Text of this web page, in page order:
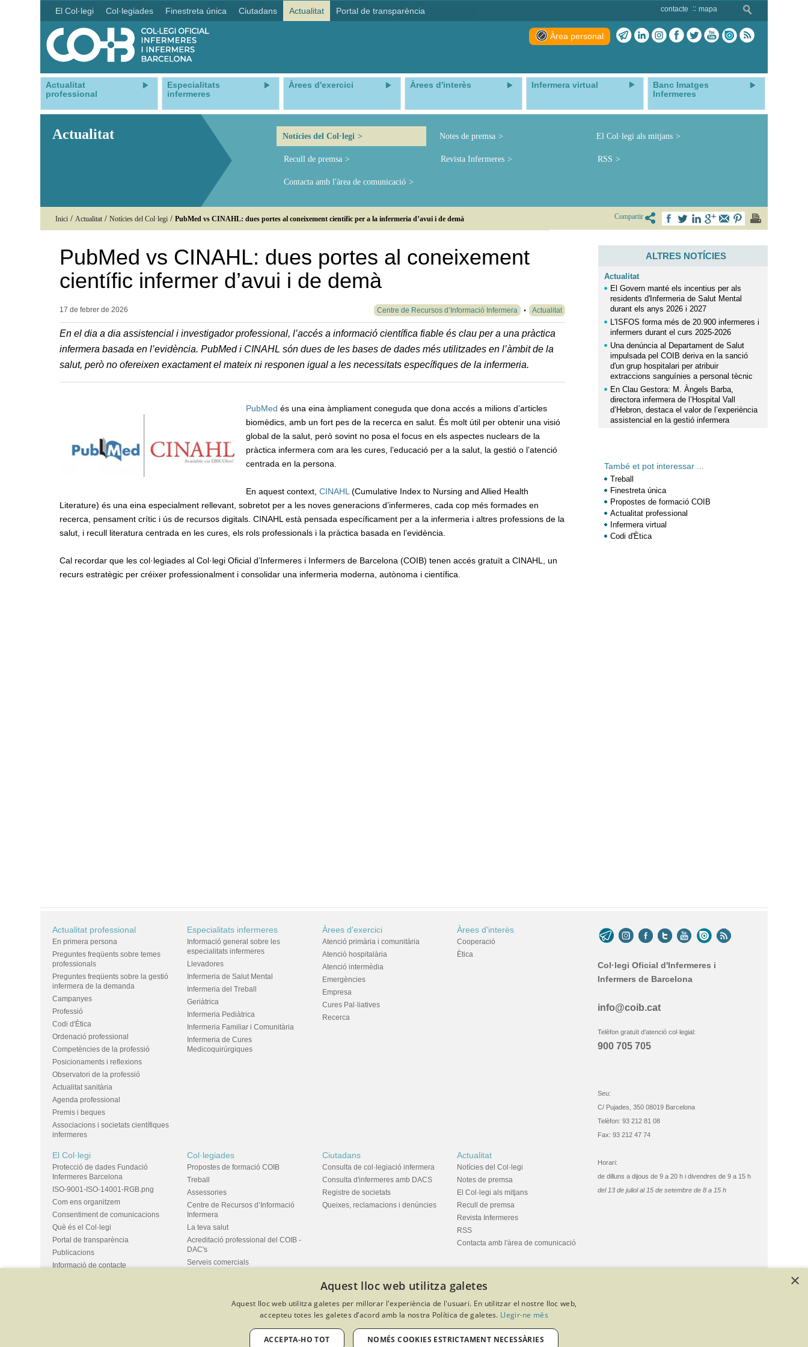
El Col·legi Col·legiades Finestreta única Ciutadans Actualitat Portal de transparència contacte mapa
Àrea personal
Actualitat
professional
Especialitats
infermeres
Àrees d'exercici Àrees d'interès Infermera virtual
Banc Imatges
Infermeres
Actualitat Notícies del Col·legi Notes de premsa El Col·legi als mitjans
Recull de premsa Revista Infermeres RSS
Contacta amb l'àrea de comunicació
Inici / Actualitat / Notícies del Col·legi / PubMed vs CINAHL: dues portes al coneixement científic per a la infermeria d’avui i de demà Compartir
PubMed vs CINAHL: dues portes al coneixement
científic infermer d’avui i de demà
17 de febrer de 2026 Centre de Recursos d’Informació Infermera Actualitat
En el dia a dia assistencial i investigador professional, l’accés a informació científica fiable és clau per a una pràctica
infermera basada en l’evidència. PubMed i CINAHL són dues de les bases de dades més utilitzades en l’àmbit de la
salut, però no ofereixen exactament el mateix ni responen igual a les necessitats específiques de la infermeria.
PubMed és una eina àmpliament coneguda que dona accés a milions d’articles
biomèdics, amb un fort pes de la recerca en salut. És molt útil per obtenir una visió
global de la salut, però sovint no posa el focus en els aspectes nuclears de la
pràctica infermera com ara les cures, l’educació per a la salut, la gestió o l’atenció
centrada en la persona.
En aquest context, CINAHL (Cumulative Index to Nursing and Allied Health
Literature) és una eina especialment rellevant, sobretot per a les noves generacions d’infermeres, cada cop més formades en
recerca, pensament crític i ús de recursos digitals. CINAHL està pensada específicament per a la infermeria i altres professions de la
salut, i recull literatura centrada en les cures, els rols professionals i la pràctica basada en l’evidència.
Cal recordar que les col·legiades al Col·legi Oficial d’Infermeres i Infermers de Barcelona (COIB) tenen accés gratuït a CINAHL, un
recurs estratègic per créixer professionalment i consolidar una infermeria moderna, autònoma i científica.
ALTRES NOTÍCIES
Actualitat
El Govern manté els incentius per als
residents d'Infermeria de Salut Mental
durant els anys 2026 i 2027
L'ISFOS forma més de 20.900 infermeres i
infermers durant el curs 2025-2026
Una denúncia al Departament de Salut
impulsada pel COIB deriva en la sanció
d'un grup hospitalari per atribuir
extraccions sanguínies a personal tècnic
En Clau Gestora: M. Àngels Barba,
directora infermera de l’Hospital Vall
d’Hebron, destaca el valor de l’experiència
assistencial en la gestió infermera
També et pot interessar ...
Treball
Finestreta única
Propostes de formació COIB
Actualitat professional
Infermera virtual
Codi d'Ètica
Actualitat professional
En primera persona
Preguntes freqüents sobre temes
professionals
Preguntes freqüents sobre la gestió
infermera de la demanda
Campanyes
Professió
Codi d'Ètica
Ordenació professional
Competències de la professió
Posicionaments i reflexions
Observatori de la professió
Actualitat sanitària
Agenda professional
Premis i beques
Associacions i societats científiques
infermeres
Especialitats infermeres
Informació general sobre les
especialitats infermeres
Llevadores
Infermeria de Salut Mental
Infermeria del Treball
Geriàtrica
Infermeria Pediàtrica
Infermeria Familiar i Comunitària
Infermeria de Cures
Medicoquirúrgiques
Àrees d'exercici
Atenció primària i comunitària
Atenció hospitalària
Atenció intermèdia
Emergències
Empresa
Cures Pal·liatives
Recerca
Àrees d'interès
Cooperació
Ètica
El Col·legi
Protecció de dades Fundació
Infermeres Barcelona
ISO-9001-ISO-14001-RGB.png
Com ens organitzem
Consentiment de comunicacions
Què és el Col·legi
Portal de transparència
Publicacions
Informació de contacte
Col·legiades
Propostes de formació COIB
Treball
Assessories
Centre de Recursos d’Informació
Infermera
La teva salut
Acreditació professional del COIB -
DAC's
Serveis comercials
Ciutadans
Consulta de col·legiació infermera
Consulta d'infermeres amb DACS
Registre de societats
Queixes, reclamacions i denúncies
Actualitat
Notícies del Col·legi
Notes de premsa
El Col·legi als mitjans
Recull de premsa
Revista Infermeres
RSS
Contacta amb l'àrea de comunicació
Col·legi Oficial d'Infermeres i
Infermers de Barcelona
info@coib.cat
Telèfon gratuït d'atenció col·legial:
900 705 705
Seu:
C/ Pujades, 350 08019 Barcelona
Telèfon: 93 212 81 08
Fax: 93 212 47 74
Horari:
de dilluns a dijous de 9 a 20 h i divendres de 9 a 15 h
del 13 de juliol al 15 de setembre de 8 a 15 h
Criteris de privacitat Política de cookies Avís legal Política de protecció de dades
Desenvolupat amb Softeng Portal Builder
×
Aquest lloc web utilitza galetes
Aquest lloc web utilitza galetes per millorar l'experiència de l'usuari. En utilitzar el nostre lloc web,
accepteu totes les galetes d’acord amb la nostra Política de galetes. Llegir-ne més
ACCEPTA-HO TOT NOMÉS COOKIES ESTRICTAMENT NECESSÀRIES